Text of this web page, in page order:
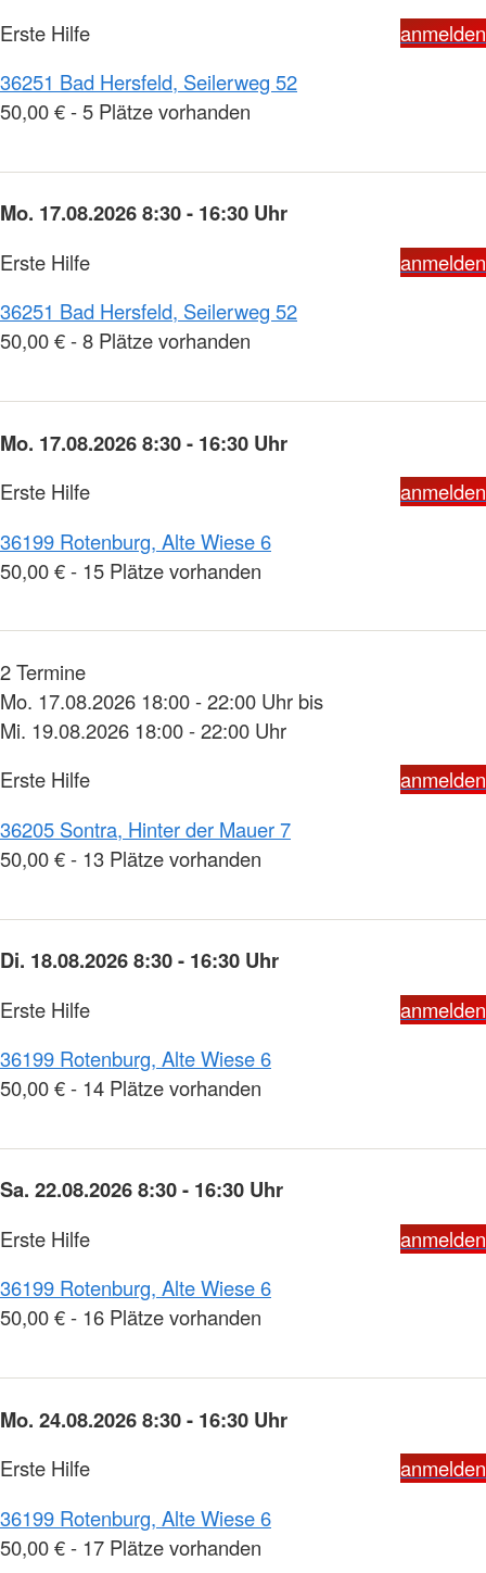
Erste Hilfe
anmelden
36251 Bad Hersfeld, Seilerweg 52
50,00 € - 5 Plätze vorhanden
Mo. 17.08.2026 8:30 - 16:30 Uhr
Erste Hilfe
anmelden
36251 Bad Hersfeld, Seilerweg 52
50,00 € - 8 Plätze vorhanden
Mo. 17.08.2026 8:30 - 16:30 Uhr
Erste Hilfe
anmelden
36199 Rotenburg, Alte Wiese 6
50,00 € - 15 Plätze vorhanden
2 Termine
Mo. 17.08.2026 18:00 - 22:00 Uhr bis
Mi. 19.08.2026 18:00 - 22:00 Uhr
Erste Hilfe
anmelden
36205 Sontra, Hinter der Mauer 7
50,00 € - 13 Plätze vorhanden
Di. 18.08.2026 8:30 - 16:30 Uhr
Erste Hilfe
anmelden
36199 Rotenburg, Alte Wiese 6
50,00 € - 14 Plätze vorhanden
Sa. 22.08.2026 8:30 - 16:30 Uhr
Erste Hilfe
anmelden
36199 Rotenburg, Alte Wiese 6
50,00 € - 16 Plätze vorhanden
Mo. 24.08.2026 8:30 - 16:30 Uhr
Erste Hilfe
anmelden
36199 Rotenburg, Alte Wiese 6
50,00 € - 17 Plätze vorhanden